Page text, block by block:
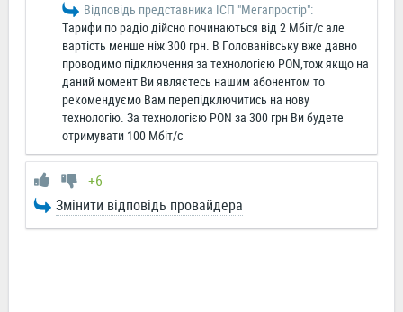
Відповідь представника ІСП "Мегапростiр":
Тарифи по радіо дійсно починаються від 2 Мбіт/с але
вартість менше ніж 300 грн. В Голованівську вже давно
проводимо підключення за технологією PON,тож якщо на
даний момент Ви являєтесь нашим абонентом то
рекомендуємо Вам перепідключитись на нову
технологію. За технологією PON за 300 грн Ви будете
отримувати 100 Мбіт/с
+6
Змінити відповідь провайдера